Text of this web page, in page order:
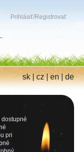
Prihlásiť/Registrovať
sk|cz|en|de
dostupné
pri